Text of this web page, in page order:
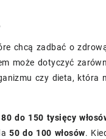
chcą zadbać o
może dotyczyć
czy dieta,
80 do 150 tysięcy
50 do 100 włosów.